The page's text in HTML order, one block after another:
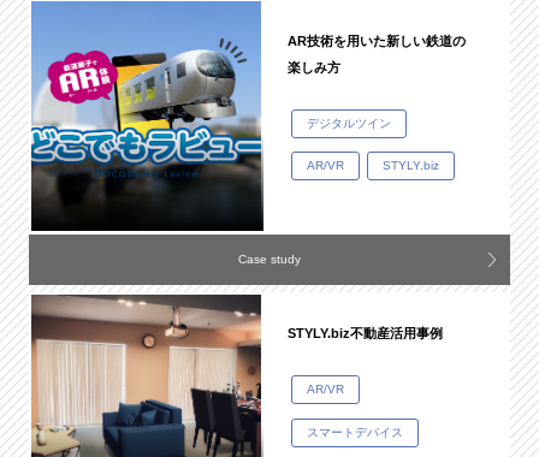
Case study
AR技術を用いた新しい鉄道の
楽しみ方
デジタルツイン
AR/VR STYLY.biz
STYLY.biz不動産活用事例
AR/VR
スマートデバイス